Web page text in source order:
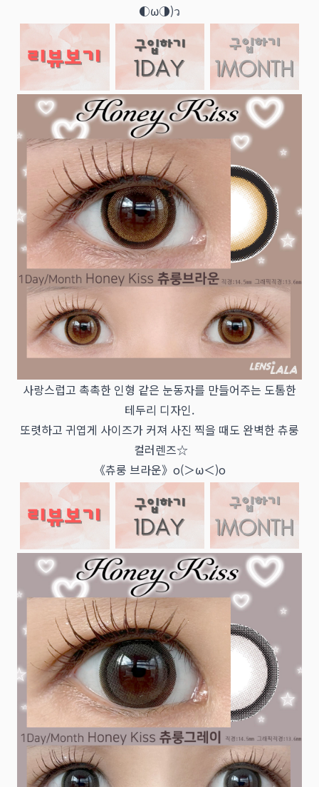
◐ω◑)ว
사랑스럽고 촉촉한 인형 같은 눈동자를 만들어주는 도톰한
테두리 디자인.
또렷하고 귀엽게 사이즈가 커져 사진 찍을 때도 완벽한 츄룽
컬러렌즈☆
《츄룽 브라운》o(＞ω＜)o